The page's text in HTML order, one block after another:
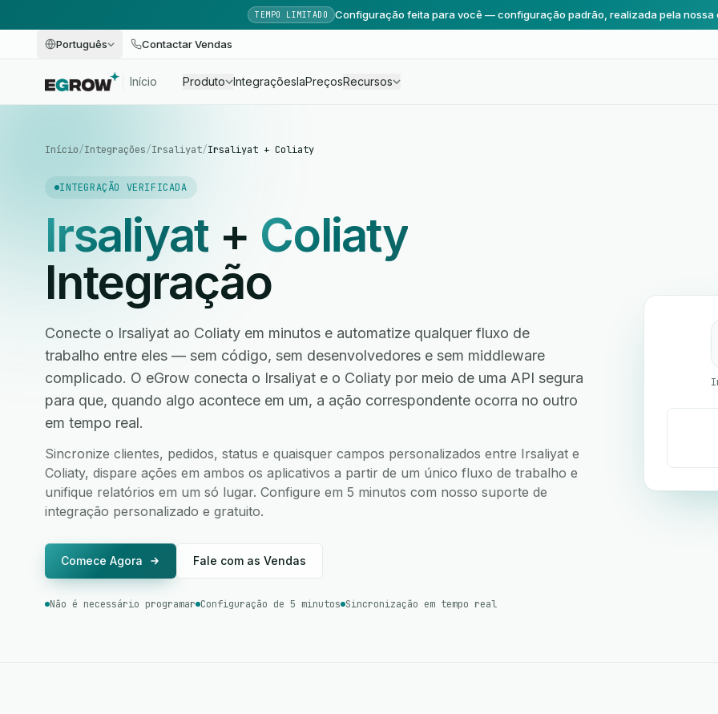
TEMPO LIMITADO Configuração feita para você — configuração padrão, realizada pela nossa
Português Contactar Vendas
Início Produto IntegraçõesIaPreçosRecursos
Início/Integrações/Irsaliyat/Irsaliyat + Coliaty
INTEGRAÇÃO VERIFICADA
Irsaliyat + Coliaty
Integração
Conecte o Irsaliyat ao Coliaty em minutos e automatize qualquer fluxo de
trabalho entre eles — sem código, sem desenvolvedores e sem middleware
complicado. O eGrow conecta o Irsaliyat e o Coliaty por meio de uma API segura
para que, quando algo acontece em um, a ação correspondente ocorra no outro
em tempo real.
Sincronize clientes, pedidos, status e quaisquer campos personalizados entre Irsaliyat e
Coliaty, dispare ações em ambos os aplicativos a partir de um único fluxo de trabalho e
unifique relatórios em um só lugar. Configure em 5 minutos com nosso suporte de
integração personalizado e gratuito.
Comece Agora Fale com as Vendas
Não é necessário programar Configuração de 5 minutos Sincronização em tempo real